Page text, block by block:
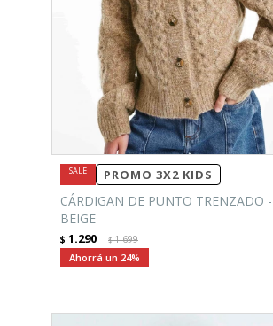
PROMO 3X2 KIDS
CÁRDIGAN DE PUNTO TRENZADO -
BEIGE
$ 1.290 $1.699
24